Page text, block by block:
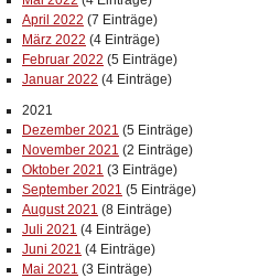
April 2022 (7 Einträge)
März 2022 (4 Einträge)
Februar 2022 (5 Einträge)
Januar 2022 (4 Einträge)
2021
Dezember 2021 (5 Einträge)
November 2021 (2 Einträge)
Oktober 2021 (3 Einträge)
September 2021 (5 Einträge)
August 2021 (8 Einträge)
Juli 2021 (4 Einträge)
Juni 2021 (4 Einträge)
Mai 2021 (3 Einträge)